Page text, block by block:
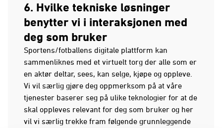
6. Hvilke tekniske løsninger
benytter vi i interaksjonen med
deg som bruker
Sportens/fotballens digitale plattform kan
sammenliknes med et virtuelt torg der alle som er
en aktør deltar, sees, kan selge, kjøpe og oppleve.
Vi vil særlig gjøre deg oppmerksom på at våre
tjenester baserer seg på ulike teknologier for at de
skal oppleves relevant for deg som bruker og her
vil vi særlig trekke fram følgende grunnleggende